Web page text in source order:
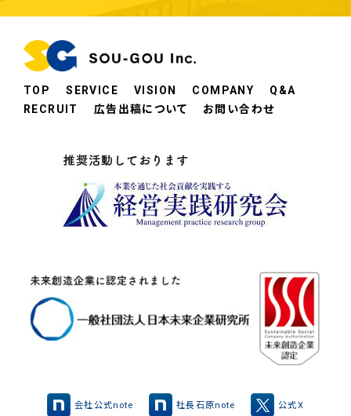
TOP SERVICE VISION COMPANY
Q&A
RECRUIT
広告出稿について お問い合わせ
会社公式note 社長石原note 公式X